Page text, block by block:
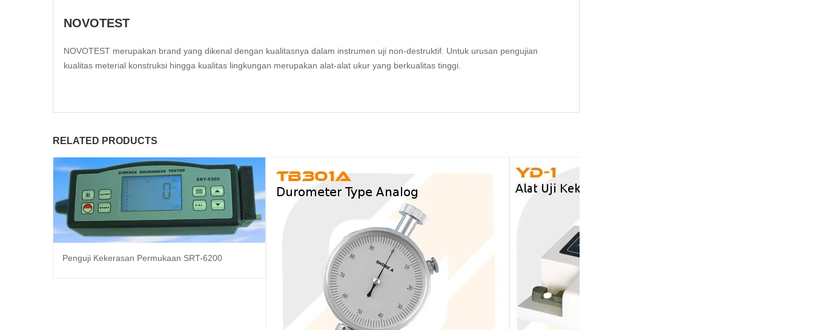
NOVOTEST
NOVOTEST merupakan brand yang dikenal dengan kualitasnya dalam instrumen uji non-destruktif. Untuk urusan pengujian
kualitas meterial konstruksi hingga kualitas lingkungan merupakan alat-alat ukur yang berkualitas tinggi.
RELATED PRODUCTS
Baca selengkapnya
Penguji Kekerasan Permukaan SRT-6200